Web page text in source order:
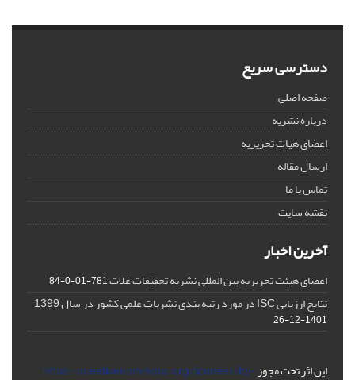
دسترسی سریع
صفحه اصلی
درباره نشریه
اعضای هیات تحریریه
ارسال مقاله
تماس با ما
نقشه سایت
آخرین اخبار
اعضای هیئت تحریریه بین المللی نشریه تحقیقات غلات781-01-0-84
نتایج ارزیابی ISC در مورد رتبه بندی نشریات علمی کشور در سال 1399
1401-12-26
این اثر تحت مجوزhttps://creativecommons.org/licenses/by-